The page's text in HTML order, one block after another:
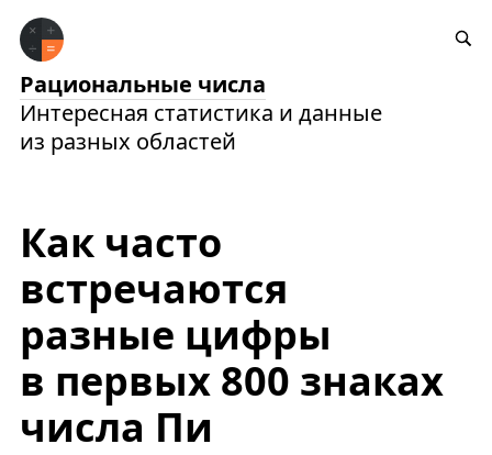
Рациональные числа
Интересная статистика и данные
из разных областей
Как часто
встречаются
разные цифры
в первых 800 знаках
числа Пи